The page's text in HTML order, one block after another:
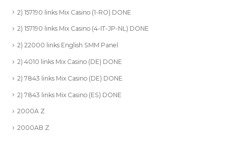
2) 157190 links Mix Casino (1-RO) DONE
2) 157190 links Mix Casino (4-IT-JP-NL) DONE
2) 22000 links English SMM Panel
2) 4010 links Mix Casino (DE) DONE
2) 7843 links Mix Casino (DE) DONE
2) 7843 links Mix Casino (ES) DONE
2000A Z
2000AB Z